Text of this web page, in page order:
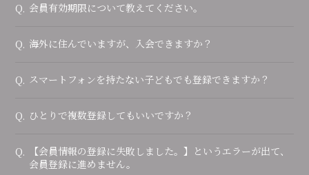
Q. 会員有効期限について教えてください。
Q. 海外に住んでいますが、入会できますか？
Q. スマートフォンを持たない子どもでも登録できますか？
Q. ひとりで複数登録してもいいですか？
Q.
【会員情報の登録に失敗しました。】というエラーが出て、
会員登録に進めません。